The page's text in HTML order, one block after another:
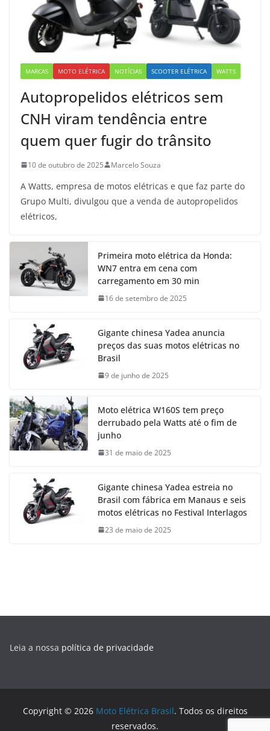
MARCAS MOTO ELÉTRICA NOTÍCIAS SCOOTER ELÉTRICA WATTS
Autopropelidos elétricos sem
CNH viram tendência entre
quem quer fugir do trânsito
10 de outubro de 2025 Marcelo Souza
A Watts, empresa de motos elétricas e que faz parte do
Grupo Multi, divulgou que a venda de autopropelidos
elétricos,
Primeira moto elétrica da Honda:
WN7 entra em cena com
carregamento em 30 min
16 de setembro de 2025
Gigante chinesa Yadea anuncia
preços das suas motos elétricas no
Brasil
9 de junho de 2025
Moto elétrica W160S tem preço
derrubado pela Watts até o fim de
junho
31 de maio de 2025
Gigante chinesa Yadea estreia no
Brasil com fábrica em Manaus e seis
motos elétricas no Festival Interlagos
23 de maio de 2025
Leia a nossa política de privacidade
Copyright © 2026 Moto Elétrica Brasil. Todos os direitos
reservados.